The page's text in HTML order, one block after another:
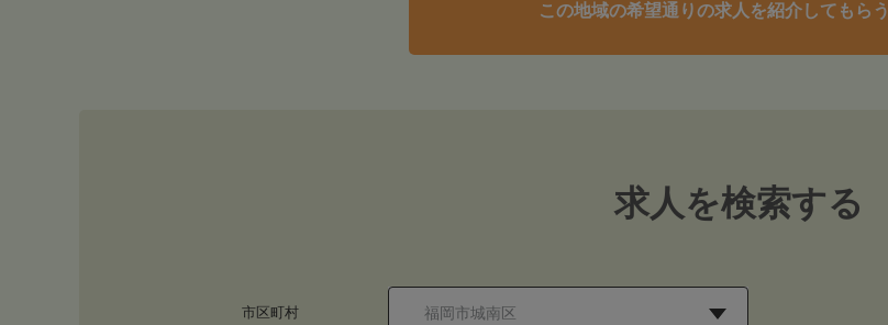
この地域の希望通りの求人を紹介してもらう
求人を検索する
市区町村